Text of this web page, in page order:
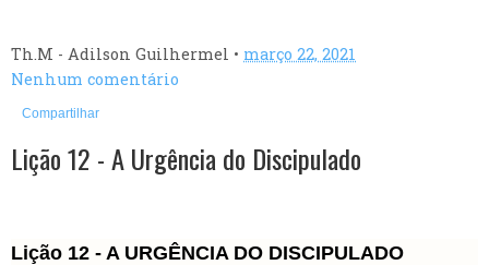
Th.M - Adilson Guilhermel • março 22, 2021
Nenhum comentário
Compartilhar
Lição 12 - A Urgência do Discipulado
Lição 12 - A URGÊNCIA DO DISCIPULADO